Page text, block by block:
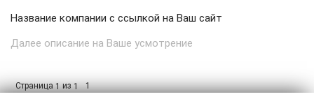
Название компании с ссылкой на Ваш сайт
Далее описание на Ваше усмотрение
Страница1из1 1